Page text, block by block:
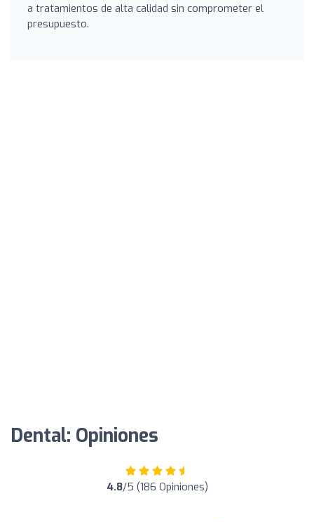
a tratamientos de alta calidad sin comprometer el
presupuesto.
Dental: Opiniones
4.8/5 (186 Opiniones)